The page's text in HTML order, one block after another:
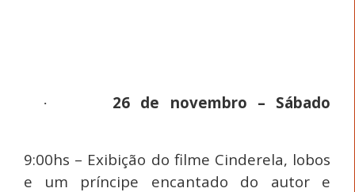
· 26 de novembro – Sábado
9:00hs – Exibição do filme Cinderela, lobos
e um príncipe encantado do autor e